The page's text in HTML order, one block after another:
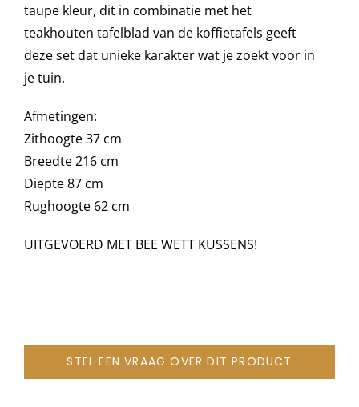
taupe kleur, dit in combinatie met het
teakhouten tafelblad van de koffietafels geeft
deze set dat unieke karakter wat je zoekt voor in
je tuin.
Afmetingen:
Zithoogte 37 cm
Breedte 216 cm
Diepte 87 cm
Rughoogte 62 cm
UITGEVOERD MET BEE WETT KUSSENS!
STEL EEN VRAAG OVER DIT PRODUCT